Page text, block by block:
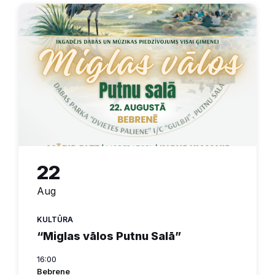
22
Aug
KULTŪRA
“Miglas vālos Putnu Salā”
16:00
Bebrene